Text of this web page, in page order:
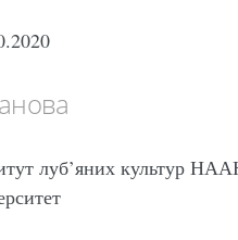
луб’яних культур